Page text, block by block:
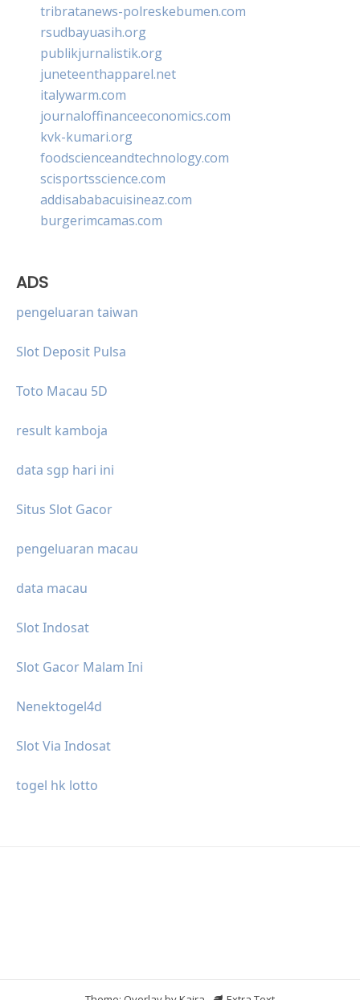
tribratanews-polreskebumen.com
rsudbayuasih.org
publikjurnalistik.org
juneteenthapparel.net
italywarm.com
journaloffinanceeconomics.com
kvk-kumari.org
foodscienceandtechnology.com
scisportsscience.com
addisababacuisineaz.com
burgerimcamas.com
ADS
pengeluaran taiwan
Slot Deposit Pulsa
Toto Macau 5D
result kamboja
data sgp hari ini
Situs Slot Gacor
pengeluaran macau
data macau
Slot Indosat
Slot Gacor Malam Ini
Nenektogel4d
Slot Via Indosat
togel hk lotto